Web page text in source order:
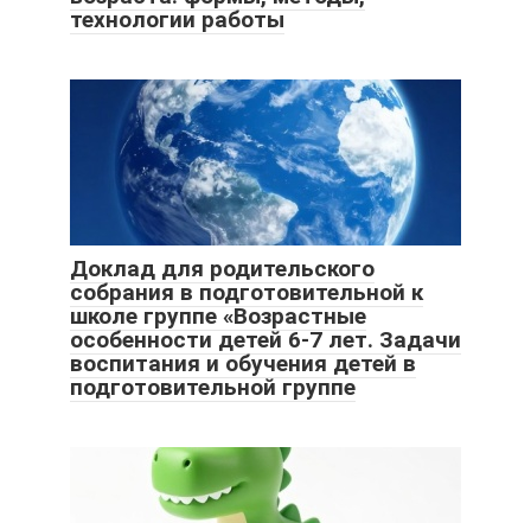
технологии работы
Доклад для родительского
собрания в подготовительной к
школе группе «Возрастные
особенности детей 6-7 лет. Задачи
воспитания и обучения детей в
подготовительной группе